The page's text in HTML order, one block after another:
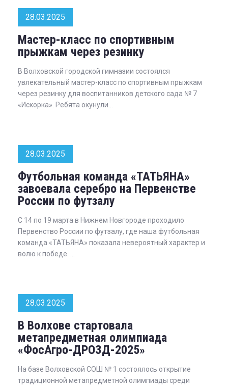
28.03.2025
Мастер-класс по спортивным
прыжкам через резинку
В Волховской городской гимназии состоялся
увлекательный мастер-класс по спортивным прыжкам
через резинку для воспитанников детского сада № 7
«Искорка». Ребята окунули...
28.03.2025
Футбольная команда «ТАТЬЯНА»
завоевала серебро на Первенстве
России по футзалу
С 14 по 19 марта в Нижнем Новгороде проходило
Первенство России по футзалу, где наша футбольная
команда «ТАТЬЯНА» показала невероятный характер и
волю к победе. ...
28.03.2025
В Волхове стартовала
метапредметная олимпиада
«ФосАгро-ДРОЗД-2025»
На базе Волховской СОШ № 1 состоялось открытие
традиционной метапредметной олимпиады среди